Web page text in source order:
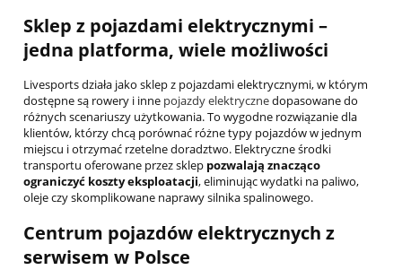
Sklep z pojazdami elektrycznymi –
jedna platforma, wiele możliwości
Livesports działa jako sklep z pojazdami elektrycznymi, w którym
dostępne są rowery i inne pojazdy elektrycznedopasowane do
różnych scenariuszy użytkowania. To wygodne rozwiązanie dla
klientów, którzy chcą porównać różne typy pojazdów w jednym
miejscu i otrzymać rzetelne doradztwo. Elektryczne środki
transportu oferowane przez sklep pozwalają znacząco
ograniczyć koszty eksploatacji, eliminując wydatki na paliwo,
oleje czy skomplikowane naprawy silnika spalinowego.
Centrum pojazdów elektrycznych z
serwisem w Polsce